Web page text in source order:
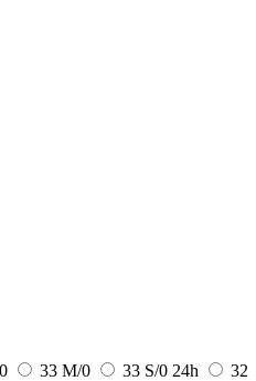
33 M/0 33 S/0 24h
32